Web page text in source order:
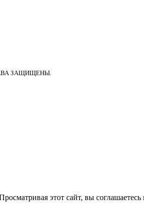
ЗАЩИЩЕНЫ.
этот сайт, вы